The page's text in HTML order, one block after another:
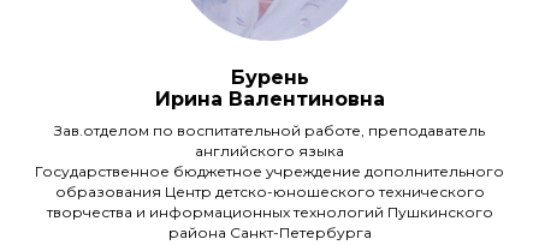
Бурень
Ирина Валентиновна
Зав.отделом по воспитательной работе, преподаватель
английского языка
Государственное бюджетное учреждение дополнительного
образования Центр детско-юношеского технического
творчества и информационных технологий Пушкинского
района Санкт-Петербурга